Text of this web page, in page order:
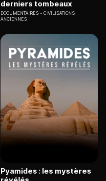
derniers tombeaux
DOCUMENTAIRES
CIVILISATIONS
ANCIENNES
Pyamides : les mystères